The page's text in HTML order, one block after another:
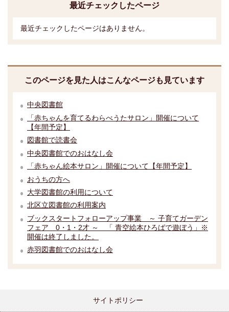
最近チェックしたページ
最近チェックしたページはありません。
このページを見た人はこんなページも見ています
中央図書館
「赤ちゃんを育てるわらべうたサロン」開催について
【年間予定】
図書館で読書会
中央図書館でのおはなし会
「赤ちゃん絵本サロン」開催について【年間予定】
おうちの方へ
大学図書館の利用について
北区立図書館の利用案内
ブックスタートフォローアップ事業 ～ 子育てガーデン
フェア 0・1・2才 ～ 「 青空絵本ひろばで遊ぼう」※
開催は終了しました。
赤羽図書館でのおはなし会
サイトポリシー